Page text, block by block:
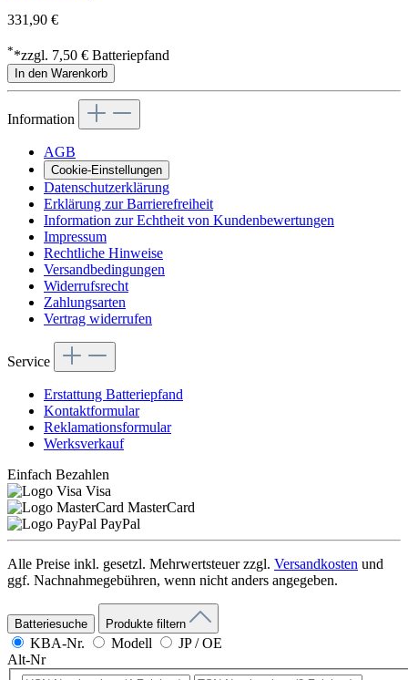
331,90 €
**zzgl. 7,50 € Batteriepfand
In den Warenkorb
Information
AGB
Cookie-Einstellungen
Datenschutzerklärung
Erklärung zur Barrierefreiheit
Information zur Echtheit von Kundenbewertungen
Impressum
Rechtliche Hinweise
Versandbedingungen
Widerrufsrecht
Zahlungsarten
Vertrag widerrufen
Service
Erstattung Batteriepfand
Kontaktformular
Reklamationsformular
Werksverkauf
Einfach Bezahlen
Visa
MasterCard
PayPal
Alle Preise inkl. gesetzl. Mehrwertsteuer zzgl. Versandkosten und
ggf. Nachnahmegebühren, wenn nicht anders angegeben.
Batteriesuche Produkte filtern
KBA-Nr. Modell
JP / OE
Alt-Nr